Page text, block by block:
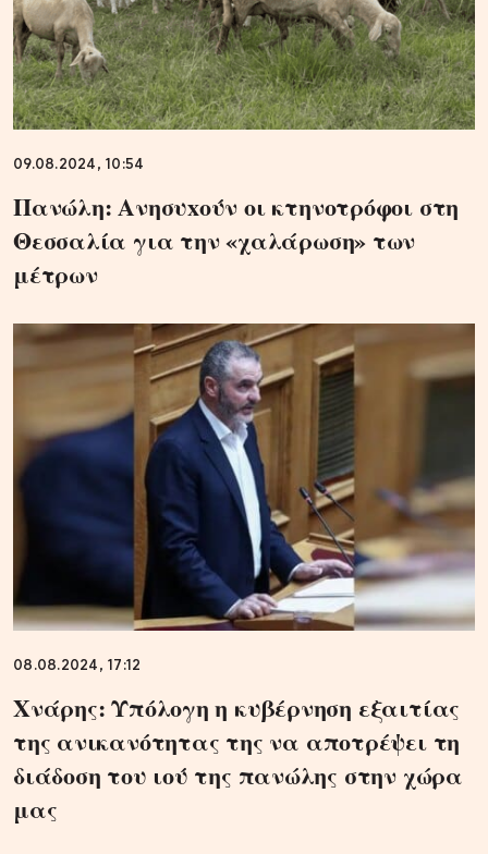
09.08.2024, 10:54
Πανώλη: Ανησυxούν οι κτηνοτρόφοι στη
Θεσσαλία για την «χαλάρωση» των
μέτρων
08.08.2024, 17:12
Χνάρης: Υπόλογη η κυβέρνηση εξαιτίας
της ανικανότητας της να αποτρέψει τη
διάδοση του ιού της πανώλης στην χώρα
μας